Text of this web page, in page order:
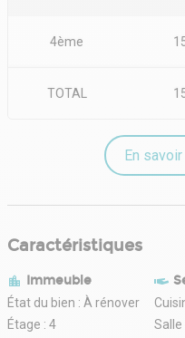
4ème
TOTAL
En
Caractéristiques
Immeuble
État du bien : À rénover
Étage : 4
Salle